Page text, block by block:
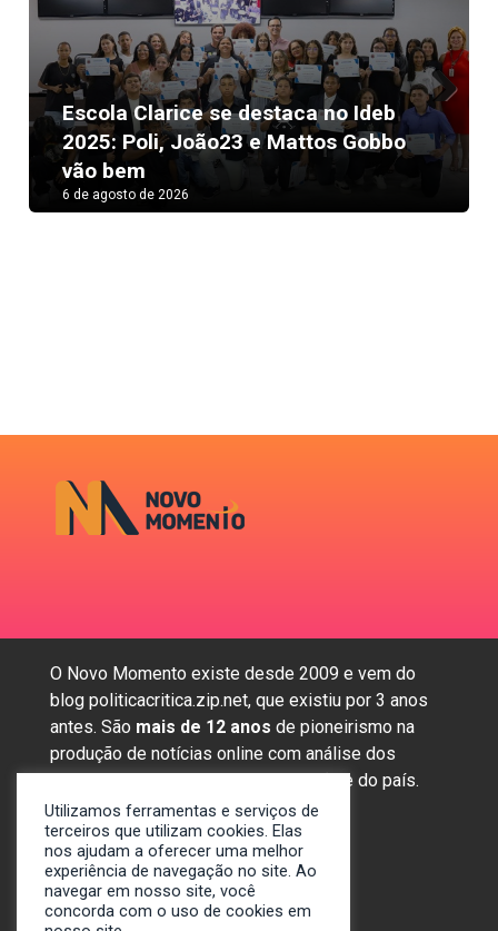
Escola Clarice se destaca no Ideb
2025: Poli, João23 e Mattos Gobbo
vão bem
6 de agosto de 2026
Next
O Novo Momento existe desde 2009 e vem do
blog politicacritica.zip.net, que existiu por 3 anos
antes. São mais de 12 anos de pioneirismo na
produção de notícias online com análise dos
assuntos mais importantes da região e do país.
Sobre nós
Anunciar
Contato
Utilizamos ferramentas e serviços de
terceiros que utilizam cookies. Elas
nos ajudam a oferecer uma melhor
experiência de navegação no site. Ao
navegar em nosso site, você
concorda com o uso de cookies em